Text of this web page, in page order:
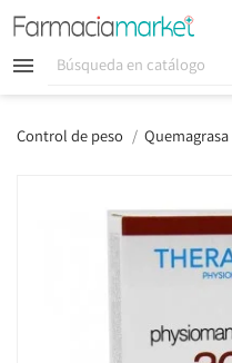
 
Control de peso Quemagrasa